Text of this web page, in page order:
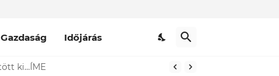
Gazdaság Időjárás